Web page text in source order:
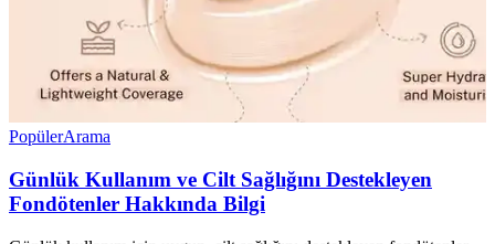
PopülerArama
Günlük Kullanım ve Cilt Sağlığını Destekleyen
Fondötenler Hakkında Bilgi